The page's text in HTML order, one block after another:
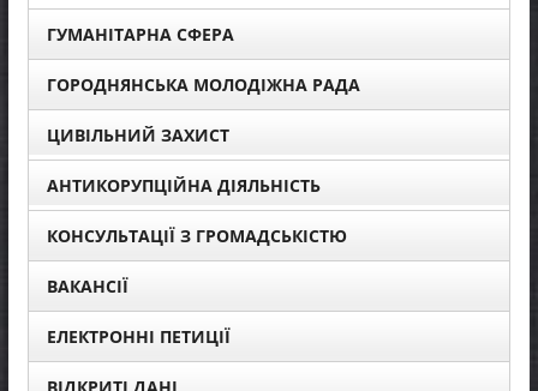
ГУМАНІТАРНА СФЕРА
ГОРОДНЯНСЬКА МОЛОДІЖНА РАДА
ЦИВІЛЬНИЙ ЗАХИСТ
АНТИКОРУПЦІЙНА ДІЯЛЬНІСТЬ
КОНСУЛЬТАЦІЇ З ГРОМАДСЬКІСТЮ
ВАКАНСІЇ
ЕЛЕКТРОННІ ПЕТИЦІЇ